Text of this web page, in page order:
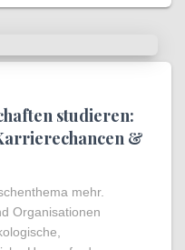
studieren:
&
mehr.
Organisationen